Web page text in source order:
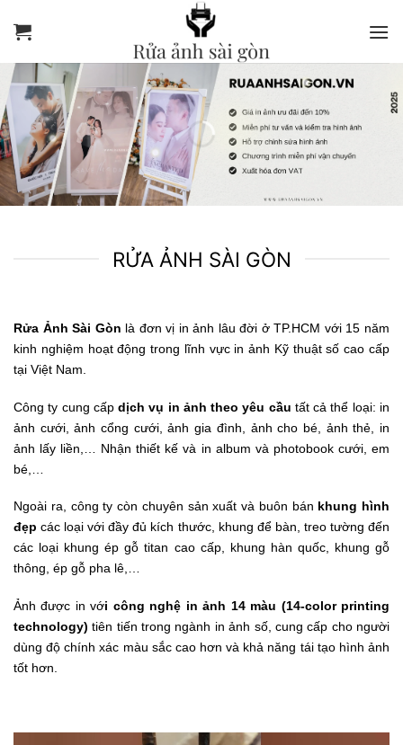
qua
dung
RửA
ẢNH
SàI
GòN
RỬA ẢNH SÀI GÒN
Rửa Ảnh Sài Gòn là đơn vị in ảnh lâu đời ở TP.HCM với 15 năm
kinh nghiệm hoạt động trong lĩnh vực in ảnh Kỹ thuật số cao cấp
tại Việt Nam.
Công ty cung cấpdịch vụ in ảnh theo yêu cầu tất cả thể loại: in
ảnh cưới, ảnh cổng cưới, ảnh gia đình, ảnh cho bé, ảnh thẻ, in
ảnh lấy liền,… Nhận thiết kế và in album và photobook cưới, em
bé,…
Ngoài ra, công ty còn chuyên sản xuất và buôn bán khung hình
đẹp các loại với đầy đủ kích thước, khung để bàn, treo tường đến
các loại khung ép gỗ titan cao cấp, khung hàn quốc, khung gỗ
thông, ép gỗ pha lê,…
Ảnh được in với công nghệ in ảnh 14 màu (14-color printing
technology) tiên tiến trong ngành in ảnh số, cung cấp cho người
dùng độ chính xác màu sắc cao hơn và khả năng tái tạo hình ảnh
tốt hơn.